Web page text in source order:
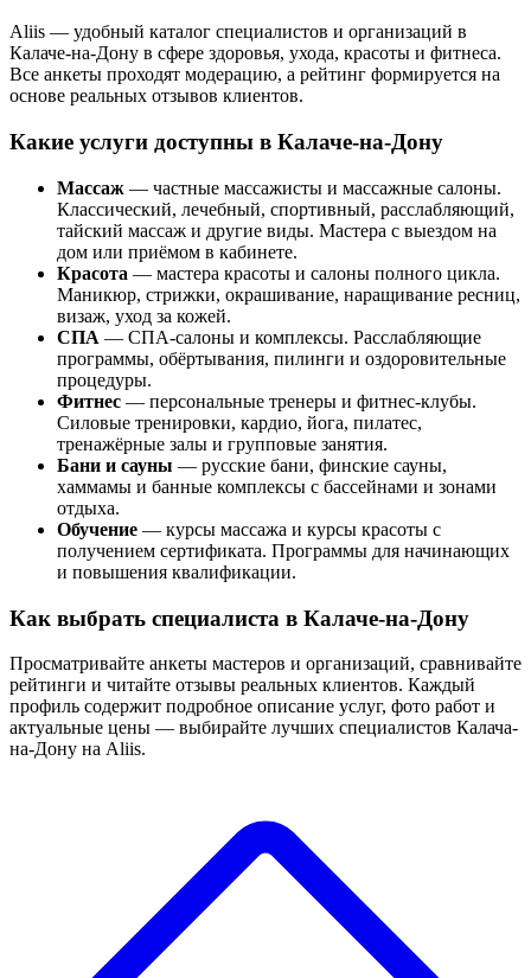
Aliis — удобный каталог специалистов и организаций в
Калаче-на-Дону в сфере здоровья, ухода, красоты и фитнеса.
Все анкеты проходят модерацию, а рейтинг формируется на
основе реальных отзывов клиентов.
Какие услуги доступны в Калаче-на-Дону
Массаж — частные массажисты и массажные салоны.
Классический, лечебный, спортивный, расслабляющий,
тайский массаж и другие виды. Мастера с выездом на
дом или приёмом в кабинете.
Красота — мастера красоты и салоны полного цикла.
Маникюр, стрижки, окрашивание, наращивание ресниц,
визаж, уход за кожей.
СПА — СПА-салоны и комплексы. Расслабляющие
программы, обёртывания, пилинги и оздоровительные
процедуры.
Фитнес — персональные тренеры и фитнес-клубы.
Силовые тренировки, кардио, йога, пилатес,
тренажёрные залы и групповые занятия.
Бани и сауны — русские бани, финские сауны,
хаммамы и банные комплексы с бассейнами и зонами
отдыха.
Обучение — курсы массажа и курсы красоты с
получением сертификата. Программы для начинающих
и повышения квалификации.
Как выбрать специалиста в Калаче-на-Дону
Просматривайте анкеты мастеров и организаций, сравнивайте
рейтинги и читайте отзывы реальных клиентов. Каждый
профиль содержит подробное описание услуг, фото работ и
актуальные цены — выбирайте лучших специалистов Калача-
на-Дону на Aliis.